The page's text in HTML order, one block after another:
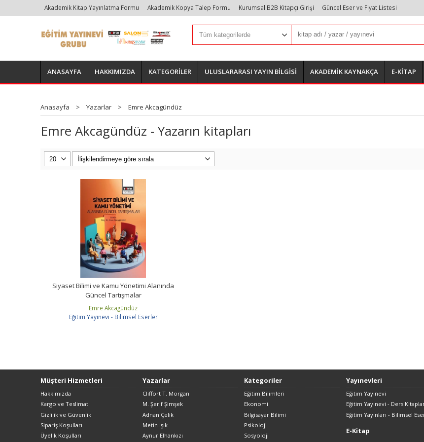
Akademik Kitap Yayınlatma Formu Akademik Kopya Talep Formu Kurumsal B2B Kitapçı Girişi Güncel Eser ve Fiyat Listesi
ANASAYFA HAKKIMIZDA KATEGORİLER ULUSLARARASI YAYIN BİLGİSİ AKADEMİK KAYNAKÇA E-KİTAP
Anasayfa > Yazarlar > Emre Akcagündüz
Emre Akcagündüz - Yazarın kitapları
Siyaset Bilimi ve Kamu Yönetimi Alanında
Güncel Tartışmalar
Emre Akcagündüz
Eğitim Yayınevi - Bilimsel Eserler
Müşteri Hizmetleri
Hakkımızda
Kargo ve Teslimat
Gizlilik ve Güvenlik
Sipariş Koşulları
Üyelik Koşulları
Yazarlar
Cliffort T. Morgan
M. Şerif Şimşek
Adnan Çelik
Metin Işık
Aynur Elhankızı
Kategoriler
Eğitim Bilimleri
Ekonomi
Bilgisayar Bilimi
Psikoloji
Sosyoloji
Yayınevleri
Eğitim Yayınevi
Eğitim Yayınevi - Ders
Eğitim Yayınları - Bilimsel
E-Kitap